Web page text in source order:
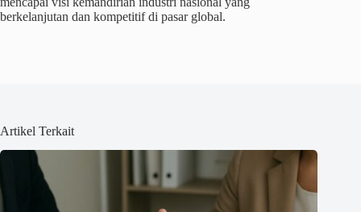
berkelanjutan dan kompetitif di pasar global.
Artikel Terkait